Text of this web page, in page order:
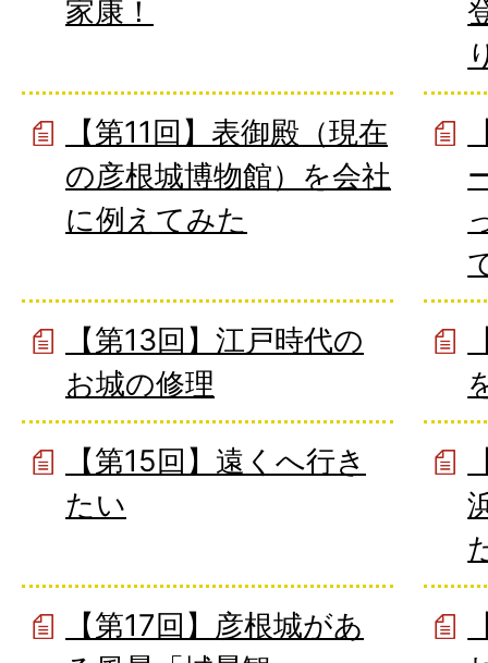
家康！
【第11回】表御殿（現在
の彦根城博物館）を会社
に例えてみた
【第13回】江戸時代の
お城の修理
【第15回】遠くへ行き
たい
【第17回】彦根城があ